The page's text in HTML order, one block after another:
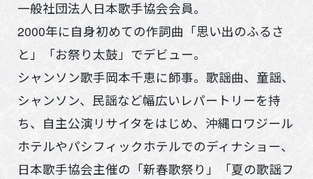
一般社団法人日本歌手協会会員。
2000年に自身初めての作詞曲「思い出のふるさ
と」「お祭り太鼓」でデビュー。
シャンソン歌手岡本千恵に師事。歌謡曲、童謡、
シャンソン、民謡など幅広いレパートリーを持
ち、自主公演リサイタをはじめ、沖縄ロワジール
ホテルやパシフィックホテルでのディナショー、
日本歌手協会主催の「新春歌祭り」「夏の歌謡フ